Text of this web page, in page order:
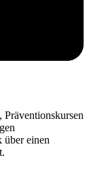
Präventionskursen
über einen